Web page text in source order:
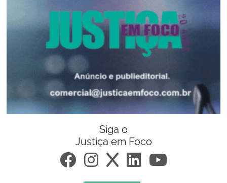
Siga o
Justiça em Foco